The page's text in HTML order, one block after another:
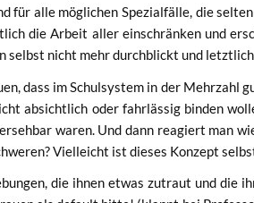
für alle mög­li­chen Spe­zi­al­fäl­le, die
die Arbeit aller ein­schrän­ken und
selbst nicht mehr durch­blickt und
dass im Schul­sys­tem in der Mehr­zahl
absicht­lich oder fahr­läs­sig bin­den
waren. Und dann reagiert man
Viel­leicht ist die­ses Kon­zept
die ihnen etwas zutraut und die